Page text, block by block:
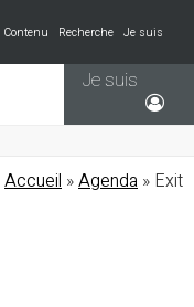
Contenu Recherche
Je suis
Je suis
Accueil »Agenda » Exit